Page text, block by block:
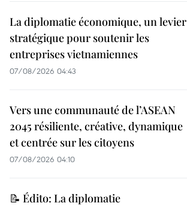
La diplomatie économique, un levier
stratégique pour soutenir les
entreprises vietnamiennes
07/08/2026 04:43
Vers une communauté de l’ASEAN
2045 résiliente, créative, dynamique
et centrée sur les citoyens
07/08/2026 04:10
📝 Édito: La diplomatie